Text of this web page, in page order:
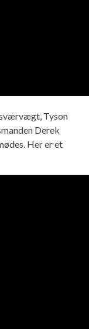
sværvægt, Tyson
Derek
Her er et